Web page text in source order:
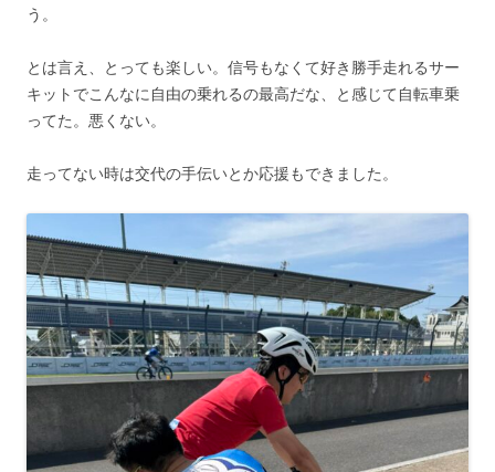
う。
とは言え、とっても楽しい。信号もなくて好き勝手走れるサー
キットでこんなに自由の乗れるの最高だな、と感じて自転車乗
ってた。悪くない。
走ってない時は交代の手伝いとか応援もできました。